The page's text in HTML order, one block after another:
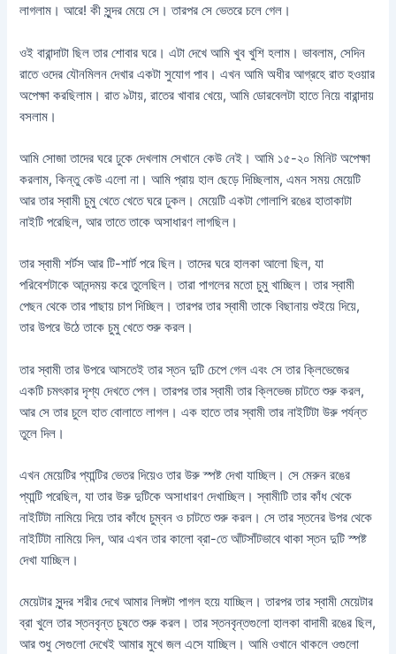
লাগলাম। আরে! কী সুন্দর মেয়ে সে। তারপর সে ভেতরে চলে গেল।
ওই বারান্দাটা ছিল তার শোবার ঘরে। এটা দেখে আমি খুব খুশি হলাম। ভাবলাম, সেদিন
রাতে ওদের যৌনমিলন দেখার একটা সুযোগ পাব। এখন আমি অধীর আগ্রহে রাত হওয়ার
অপেক্ষা করছিলাম। রাত ৯টায়, রাতের খাবার খেয়ে, আমি ডোরবেলটা হাতে নিয়ে বারান্দায়
বসলাম।
আমি সোজা তাদের ঘরে ঢুকে দেখলাম সেখানে কেউ নেই। আমি ১৫-২০ মিনিট অপেক্ষা
করলাম, কিন্তু কেউ এলো না। আমি প্রায় হাল ছেড়ে দিচ্ছিলাম, এমন সময় মেয়েটি
আর তার স্বামী চুমু খেতে খেতে ঘরে ঢুকল। মেয়েটি একটা গোলাপি রঙের হাতাকাটা
নাইটি পরেছিল, আর তাতে তাকে অসাধারণ লাগছিল।
তার স্বামী শর্টস আর টি-শার্ট পরে ছিল। তাদের ঘরে হালকা আলো ছিল, যা
পরিবেশটাকে আনন্দময় করে তুলেছিল। তারা পাগলের মতো চুমু খাচ্ছিল। তার স্বামী
পেছন থেকে তার পাছায় চাপ দিচ্ছিল। তারপর তার স্বামী তাকে বিছানায় শুইয়ে দিয়ে,
তার উপরে উঠে তাকে চুমু খেতে শুরু করল।
তার স্বামী তার উপরে আসতেই তার স্তন দুটি চেপে গেল এবং সে তার ক্লিভেজের
একটি চমৎকার দৃশ্য দেখতে পেল। তারপর তার স্বামী তার ক্লিভেজ চাটতে শুরু করল,
আর সে তার চুলে হাত বোলাতে লাগল। এক হাতে তার স্বামী তার নাইটিটা উরু পর্যন্ত
তুলে দিল।
এখন মেয়েটির প্যান্টির ভেতর দিয়েও তার উরু স্পষ্ট দেখা যাচ্ছিল। সে মেরুন রঙের
প্যান্টি পরেছিল, যা তার উরু দুটিকে অসাধারণ দেখাচ্ছিল। স্বামীটি তার কাঁধ থেকে
নাইটিটা নামিয়ে দিয়ে তার কাঁধে চুম্বন ও চাটতে শুরু করল। সে তার স্তনের উপর থেকে
নাইটিটা নামিয়ে দিল, আর এখন তার কালো ব্রা-তে আঁটসাঁটভাবে থাকা স্তন দুটি স্পষ্ট
দেখা যাচ্ছিল।
মেয়েটার সুন্দর শরীর দেখে আমার লিঙ্গটা পাগল হয়ে যাচ্ছিল। তারপর তার স্বামী মেয়েটার
ব্রা খুলে তার স্তনবৃন্ত চুষতে শুরু করল। তার স্তনবৃন্তগুলো হালকা বাদামী রঙের ছিল,
আর শুধু সেগুলো দেখেই আমার মুখে জল এসে যাচ্ছিল। আমি ওখানে থাকলে ওগুলো